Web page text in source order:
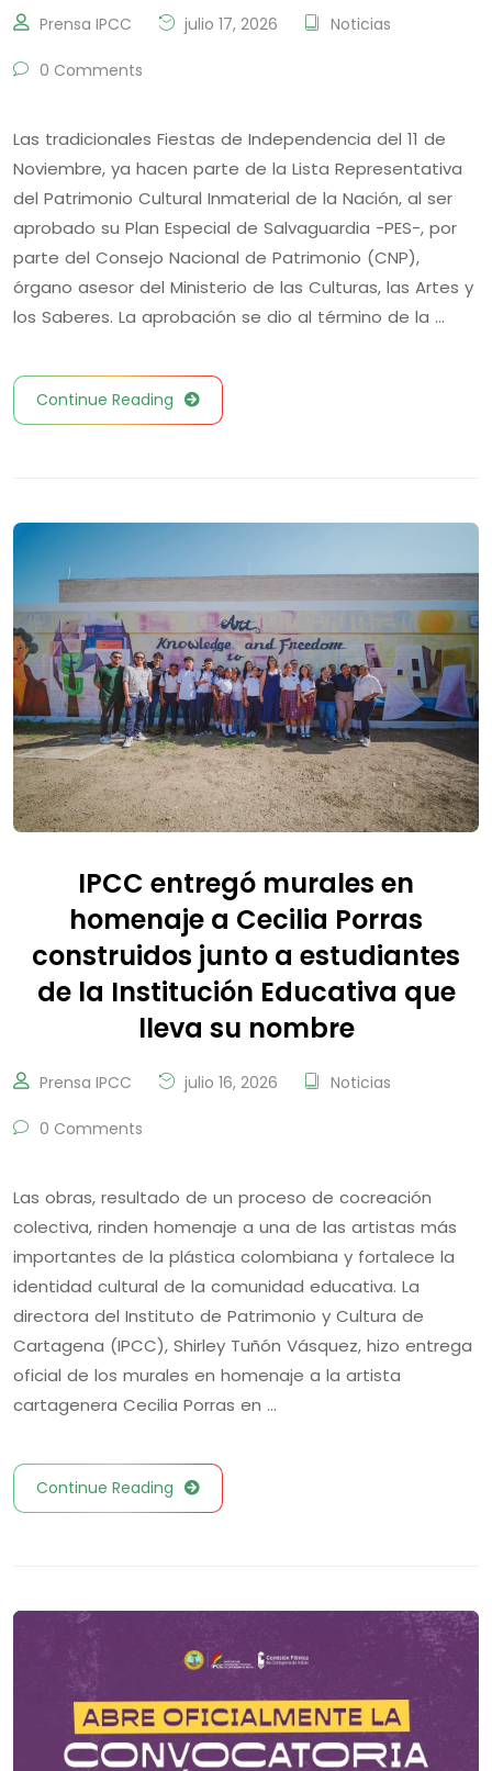
Prensa IPCC julio 17, 2026 Noticias
0 Comments
Las tradicionales Fiestas de Independencia del 11 de
Noviembre, ya hacen parte de la Lista Representativa
del Patrimonio Cultural Inmaterial de la Nación, al ser
aprobado su Plan Especial de Salvaguardia -PES-, por
parte del Consejo Nacional de Patrimonio (CNP),
órgano asesor del Ministerio de las Culturas, las Artes y
los Saberes. La aprobación se dio al término de la …
Continue Reading
IPCC entregó murales en
homenaje a Cecilia Porras
construidos junto a estudiantes
de la Institución Educativa que
lleva su nombre
Prensa IPCC julio 16, 2026 Noticias
0 Comments
Las obras, resultado de un proceso de cocreación
colectiva, rinden homenaje a una de las artistas más
importantes de la plástica colombiana y fortalece la
identidad cultural de la comunidad educativa. La
directora del Instituto de Patrimonio y Cultura de
Cartagena (IPCC), Shirley Tuñón Vásquez, hizo entrega
oficial de los murales en homenaje a la artista
cartagenera Cecilia Porras en …
Continue Reading